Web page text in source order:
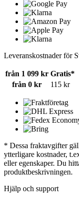
Leveranskostnader för
från 1 099 kr Gratis*
från 0 kr
115 kr
* Dessa fraktavgifter
ytterligare kostnader,
eller egenskaper. Du
produktbeskrivningen.
Hjälp och support